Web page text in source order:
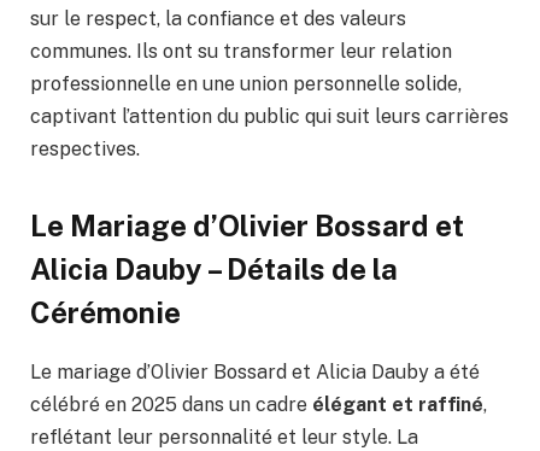
sur le respect, la confiance et des valeurs
communes. Ils ont su transformer leur relation
professionnelle en une union personnelle solide,
captivant l’attention du public qui suit leurs carrières
respectives.
Le Mariage d’Olivier Bossard et
Alicia Dauby – Détails de la
Cérémonie
Le mariage d’Olivier Bossard et Alicia Dauby a été
célébré en 2025 dans un cadre élégant et raffiné,
reflétant leur personnalité et leur style. La